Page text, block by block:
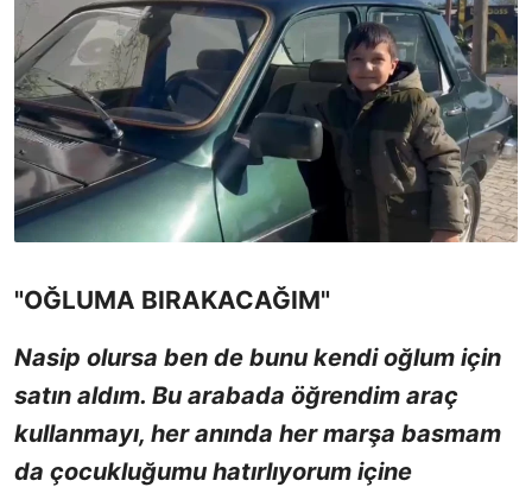
"OĞLUMA BIRAKACAĞIM"
Nasip olursa ben de bunu kendi oğlum için
satın aldım. Bu arabada öğrendim araç
kullanmayı, her anında her marşa basmam
da çocukluğumu hatırlıyorum içine